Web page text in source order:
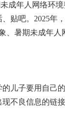
年人网络环境
贴吧。2025年
、暑期未成年人
子要用自己的
不良信息的链